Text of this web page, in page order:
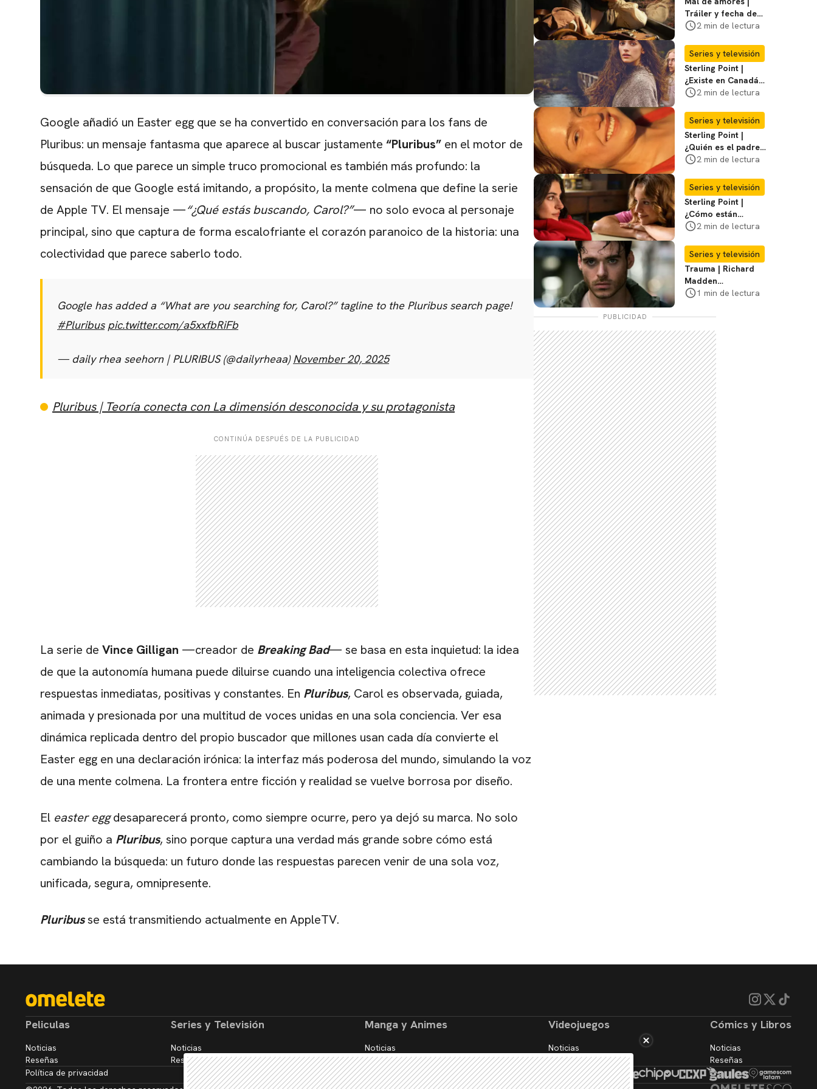
Google añadió un Easter egg que se ha convertido en conversación para los fans de
Pluribus: un mensaje fantasma que aparece al buscar justamente “Pluribus” en el motor de
búsqueda. Lo que parece un simple truco promocional es también más profundo: la
sensación de que Google está imitando, a propósito, la mente colmena que define la serie
de Apple TV. El mensaje —“¿Qué estás buscando, Carol?”— no solo evoca al personaje
principal, sino que captura de forma escalofriante el corazón paranoico de la historia: una
colectividad que parece saberlo todo.
Google has added a “What are you searching for, Carol?” tagline to the Pluribus search page!
#Pluribus pic.twitter.com/a5xxfbRiFb
— daily rhea seehorn | PLURIBUS (@dailyrheaa)November 20, 2025
Pluribus | Teoría conecta con La dimensión desconocida y su protagonista
CONTINÚA DESPUÉS DE LA PUBLICIDAD
La serie de Vince Gilligan —creador de Breaking Bad— se basa en esta inquietud: la idea
de que la autonomía humana puede diluirse cuando una inteligencia colectiva ofrece
respuestas inmediatas, positivas y constantes. En Pluribus, Carol es observada, guiada,
animada y presionada por una multitud de voces unidas en una sola conciencia. Ver esa
dinámica replicada dentro del propio buscador que millones usan cada día convierte el
Easter egg en una declaración irónica: la interfaz más poderosa del mundo, simulando la voz
de una mente colmena. La frontera entre ficción y realidad se vuelve borrosa por diseño.
El easter eggdesaparecerá pronto, como siempre ocurre, pero ya dejó su marca. No solo
por el guiño a Pluribus, sino porque captura una verdad más grande sobre cómo está
cambiando la búsqueda: un futuro donde las respuestas parecen venir de una sola voz,
unificada, segura, omnipresente.
Pluribusse está transmitiendo actualmente en AppleTV.
Tráiler y fecha de
estreno de la nueva
2 min de lectura
Series y televisión
Sterling Point |
¿Existe en Canadá
la isla de la que
Entérate
2 min de lectura
Series y televisión
Sterling Point |
¿Quién es el padre
biológico de
decimos
2 min de lectura
Series y televisión
Sterling Point |
¿Cómo están
conectados Annie,
Te explicamos
2 min de lectura
Series y televisión
Trauma | Richard
Madden
protagonizará serie
1 min de lectura
PUBLICIDAD
Peliculas
Noticias
Reseñas
Series y Televisión
Noticias
Reseñas
Manga y Animes
Noticias
Reseñas
Videojuegos
Noticias
Reseñas
Cómics y Libros
Noticias
Reseñas
Política de privacidad